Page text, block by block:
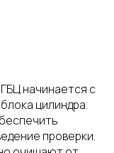
начинается с
цилиндра.
проверки.